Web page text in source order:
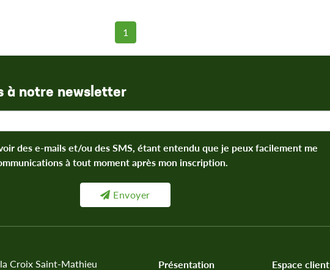
1
à notre newsletter
des e-mails et/ou des SMS, étant entendu que je peux facilement me
à tout moment après mon inscription.
Envoyer
Croix Saint-Mathieu
Présentation Espace client